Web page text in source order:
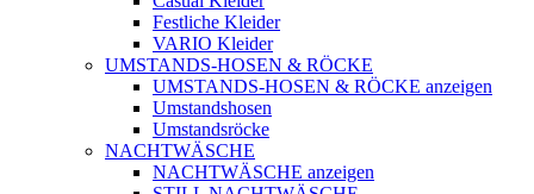
Festliche Kleider
VARIO Kleider
UMSTANDS-HOSEN & RÖCKE
UMSTANDS-HOSEN & RÖCKE anzeigen
Umstandshosen
Umstandsröcke
NACHTWÄSCHE
NACHTWÄSCHE anzeigen